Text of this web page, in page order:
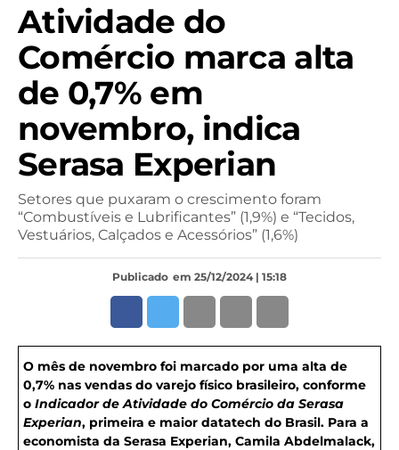
Atividade do
Comércio marca alta
de 0,7% em
novembro, indica
Serasa Experian
Setores que puxaram o crescimento foram
“Combustíveis e Lubrificantes” (1,9%) e “Tecidos,
Vestuários, Calçados e Acessórios” (1,6%)
Publicado em 25/12/2024 | 15:18
O mês de novembro foi marcado por uma alta de
0,7% nas vendas do varejo físico brasileiro, conforme
o Indicador de Atividade do Comércio da Serasa
Experian, primeira e maior datatech do Brasil. Para a
economista da Serasa Experian, Camila Abdelmalack,